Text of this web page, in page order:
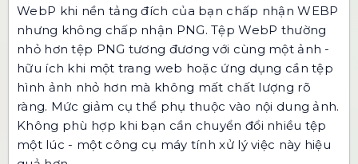
WebP khi nền tảng đích của bạn chấp nhận WEBP
nhưng không chấp nhận PNG. Tệp WebP thường
nhỏ hơn tệp PNG tương đương với cùng một ảnh -
hữu ích khi một trang web hoặc ứng dụng cần tệp
hình ảnh nhỏ hơn mà không mất chất lượng rõ
ràng. Mức giảm cụ thể phụ thuộc vào nội dung ảnh.
Không phù hợp khi bạn cần chuyển đổi nhiều tệp
một lúc - một công cụ máy tính xử lý việc này hiệu